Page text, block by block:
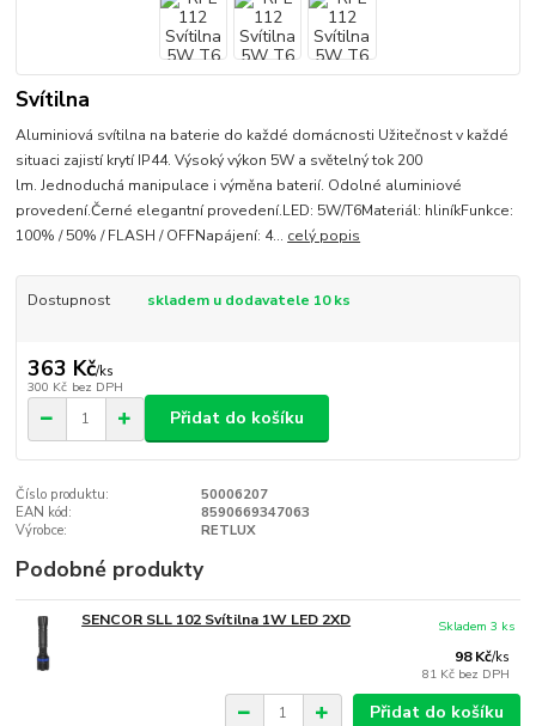
Svítilna
Aluminiová svítilna na baterie do každé domácnosti Užitečnost v každé
situaci zajistí krytí IP44. Výsoký výkon 5W a světelný tok 200
lm. Jednoduchá manipulace i výměna baterií. Odolné aluminiové
provedení.Černé elegantní provedení.LED: 5W/T6Materiál: hliníkFunkce:
100% / 50% / FLASH / OFFNapájení: 4... celý popis
Dostupnost skladem u dodavatele 10 ks
363 Kč/ks
300 Kč bez DPH
Přidat do košíku
Číslo produktu:
50006207
EAN kód:
8590669347063
Výrobce:
RETLUX
Podobné produkty
SENCOR SLL 102 Svítilna 1W LED 2XD
98 Kč/ks
81 Kč bez DPH
Skladem 3 ks
Přidat do košíku